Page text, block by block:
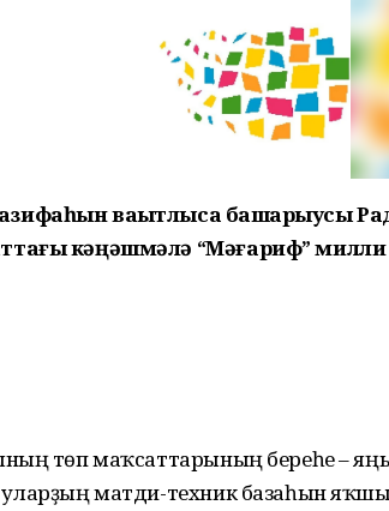
ваҡытлыса башҡарыусы
кәңәшмәлә “Мәғариф”
төп маҡсаттарының береһе – яңы
матди-техник базаһын